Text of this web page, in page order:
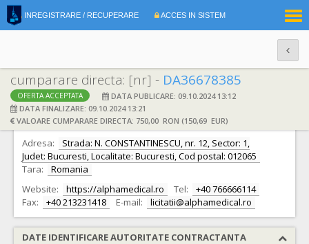
INREGISTRARE / RECUPERARE ACCES IN SISTEM
cumparare directa: [nr] - DA36678385
OFERTA ACCEPTATA
DATA PUBLICARE: 09.10.2024 13:12
DATA FINALIZARE: 09.10.2024 13:21
VALOARE CUMPARARE DIRECTA: 750,00 RON (150,69 EUR)
DATE IDENTIFICARE OFERTANT
Ofertant: S.C. ALPHA MEDICAL S.R.L. CIF: 13878004
Adresa:
Strada: N. CONSTANTINESCU, nr. 12, Sector: 1,
Judet: Bucuresti, Localitate: Bucuresti, Cod postal: 012065
Tara:
Romania
Website:
https://alphamedical.ro Tel:
+40 766666114
Fax:
+40 213231418 E-mail: licitatii@alphamedical.ro
DATE IDENTIFICARE AUTORITATE CONTRACTANTA